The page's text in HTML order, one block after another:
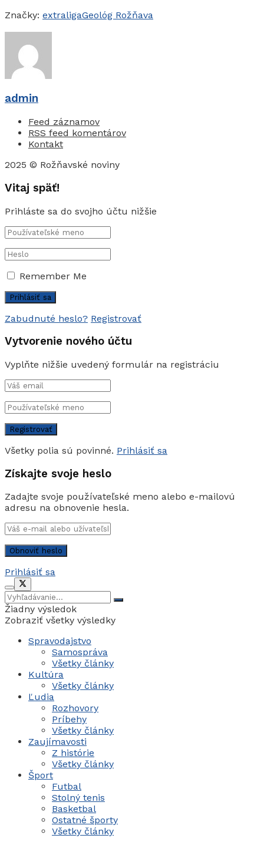
Značky: extraligaGeológ Rožňava
admin
Feed záznamov
RSS feed komentárov
Kontakt
2025 © Rožňavské noviny
Vitaj späť!
Prihláste sa do svojho účtu nižšie
Remember Me
Zabudnuté heslo? Registrovať
Vytvorenie nového účtu
Vyplňte nižšie uvedený formulár na registráciu
Všetky polia sú povinné. Prihlásiť sa
Získajte svoje heslo
Zadajte svoje používateľské meno alebo e-mailovú
adresu na obnovenie hesla.
Prihlásiť sa
Žiadny výsledok
Zobraziť všetky výsledky
Spravodajstvo
Samospráva
Všetky články
Kultúra
Všetky články
Ľudia
Rozhovory
Príbehy
Všetky články
Zaujímavosti
Z histórie
Všetky články
Šport
Futbal
Stolný tenis
Basketbal
Ostatné športy
Všetky články